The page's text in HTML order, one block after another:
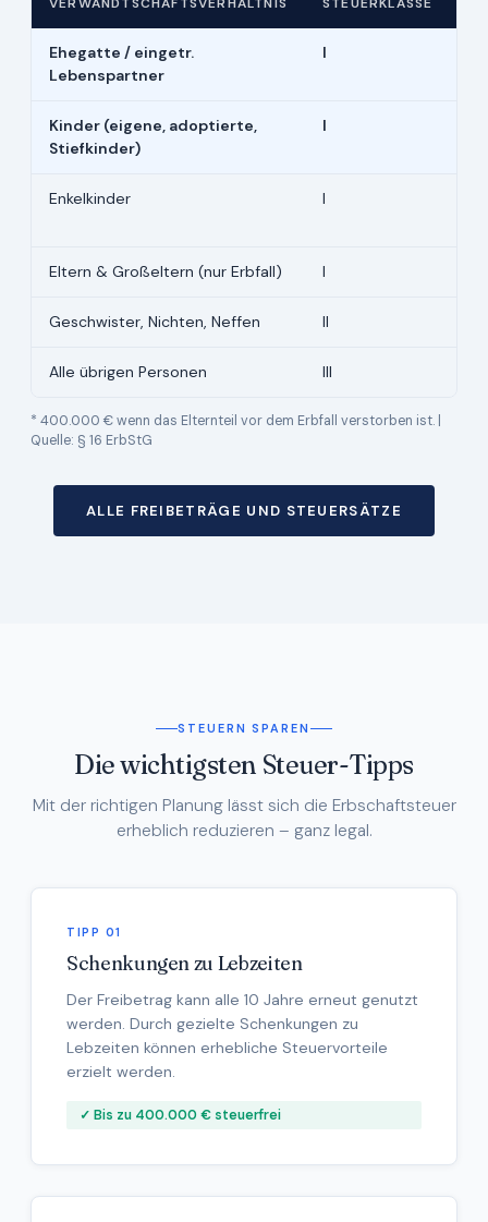
Ehegatte / eingetr.
Lebenspartner
I
Kinder (eigene, adoptierte,
Stiefkinder)
I
Enkelkinder I
Eltern & Großeltern (nur Erbfall) I
Geschwister, Nichten, Neffen II
Alle übrigen Personen III
* 400.000 € wenn das Elternteil vor dem Erbfall verstorben ist. |
Quelle: § 16 ErbStG
ALLE FREIBETRÄGE UND STEUERSÄTZE
STEUERN SPAREN
Die wichtigsten Steuer-Tipps
Mit der richtigen Planung lässt sich die Erbschaftsteuer
erheblich reduzieren – ganz legal.
TIPP 01
Schenkungen zu Lebzeiten
Der Freibetrag kann alle 10 Jahre erneut genutzt
werden. Durch gezielte Schenkungen zu
Lebzeiten können erhebliche Steuervorteile
erzielt werden.
✓ Bis zu 400.000 € steuerfrei